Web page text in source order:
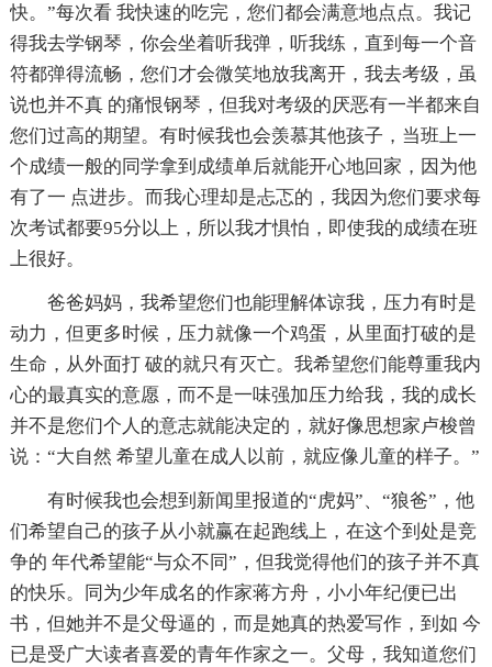
快。”每次看 我快速的吃完，您们都会满意地点点。我记
得我去学钢琴，你会坐着听我弹，听我练，直到每一个音
符都弹得流畅，您们才会微笑地放我离开，我去考级，虽
说也并不真 的痛恨钢琴，但我对考级的厌恶有一半都来自
您们过高的期望。有时候我也会羡慕其他孩子，当班上一
个成绩一般的同学拿到成绩单后就能开心地回家，因为他
有了一 点进步。而我心理却是忐忑的，我因为您们要求每
次考试都要95分以上，所以我才惧怕，即使我的成绩在班
上很好。
爸爸妈妈，我希望您们也能理解体谅我，压力有时是
动力，但更多时候，压力就像一个鸡蛋，从里面打破的是
生命，从外面打 破的就只有灭亡。我希望您们能尊重我内
心的最真实的意愿，而不是一味强加压力给我，我的成长
并不是您们个人的意志就能决定的，就好像思想家卢梭曾
说：“大自然 希望儿童在成人以前，就应像儿童的样子。”
有时候我也会想到新闻里报道的“虎妈”、“狼爸”，他
们希望自己的孩子从小就赢在起跑线上，在这个到处是竞
争的 年代希望能“与众不同”，但我觉得他们的孩子并不真
的快乐。同为少年成名的作家蒋方舟，小小年纪便已出
书，但她并不是父母逼的，而是她真的热爱写作，到如 今
已是受广大读者喜爱的青年作家之一。父母，我知道您们